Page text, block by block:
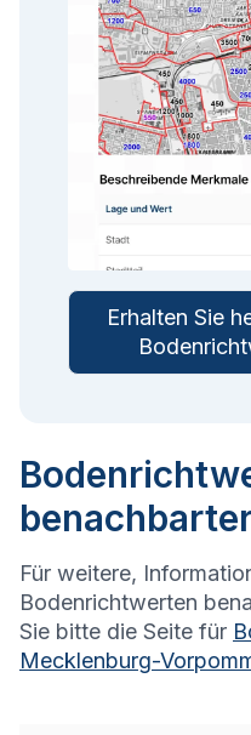
Erhalten Sie
Für weitere,
Bodenrichtwerten
Sie bitte die Seite für
Mecklenburg-